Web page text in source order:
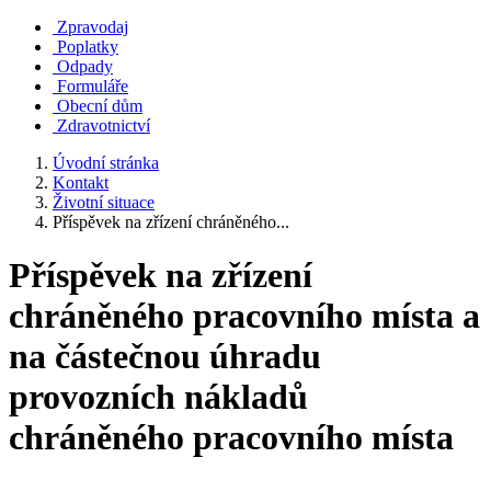
Zpravodaj
Poplatky
Odpady
Formuláře
Obecní dům
Zdravotnictví
Úvodní stránka
Kontakt
Životní situace
Příspěvek na zřízení chráněného...
Příspěvek na zřízení
chráněného pracovního místa a
na částečnou úhradu
provozních nákladů
chráněného pracovního místa